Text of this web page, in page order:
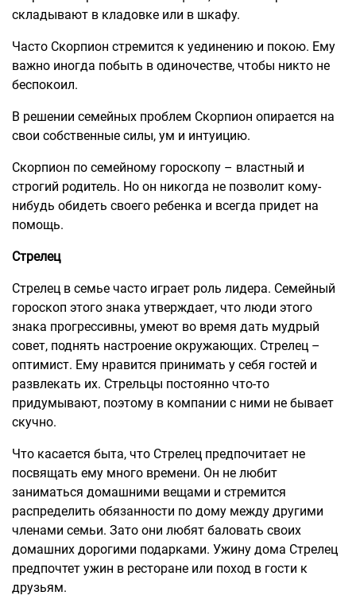
складывают в кладовке или в шкафу.
Часто Скорпион стремится к уединению и покою. Ему
важно иногда побыть в одиночестве, чтобы никто не
беспокоил.
В решении семейных проблем Скорпион опирается на
свои собственные силы, ум и интуицию.
Скорпион по семейному гороскопу – властный и
строгий родитель. Но он никогда не позволит кому-
нибудь обидеть своего ребенка и всегда придет на
помощь.
Стрелец
Стрелец в семье часто играет роль лидера. Семейный
гороскоп этого знака утверждает, что люди этого
знака прогрессивны, умеют во время дать мудрый
совет, поднять настроение окружающих. Стрелец –
оптимист. Ему нравится принимать у себя гостей и
развлекать их. Стрельцы постоянно что-то
придумывают, поэтому в компании с ними не бывает
скучно.
Что касается быта, что Стрелец предпочитает не
посвящать ему много времени. Он не любит
заниматься домашними вещами и стремится
распределить обязанности по дому между другими
членами семьи. Зато они любят баловать своих
домашних дорогими подарками. Ужину дома Стрелец
предпочтет ужин в ресторане или поход в гости к
друзьям.